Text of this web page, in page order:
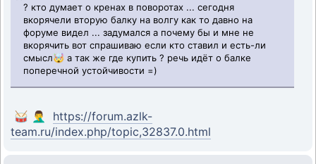
? кто думает о кренах в поворотах ... сегодня
вкорячели вторую балку на волгу как то давно на
форуме видел ... задумался а почему бы и мне не
вкорячить вот спрашиваю если кто ставил и есть-ли
смысл🤯 а так же где купить ? речь идёт о балке
поперечной устойчивости =)
🥁 🤦‍♂️ https://forum.azlk-
team.ru/index.php/topic,32837.0.html